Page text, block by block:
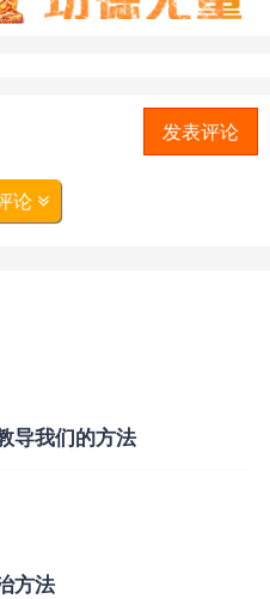
发表评论
论
导我们的方法
方法